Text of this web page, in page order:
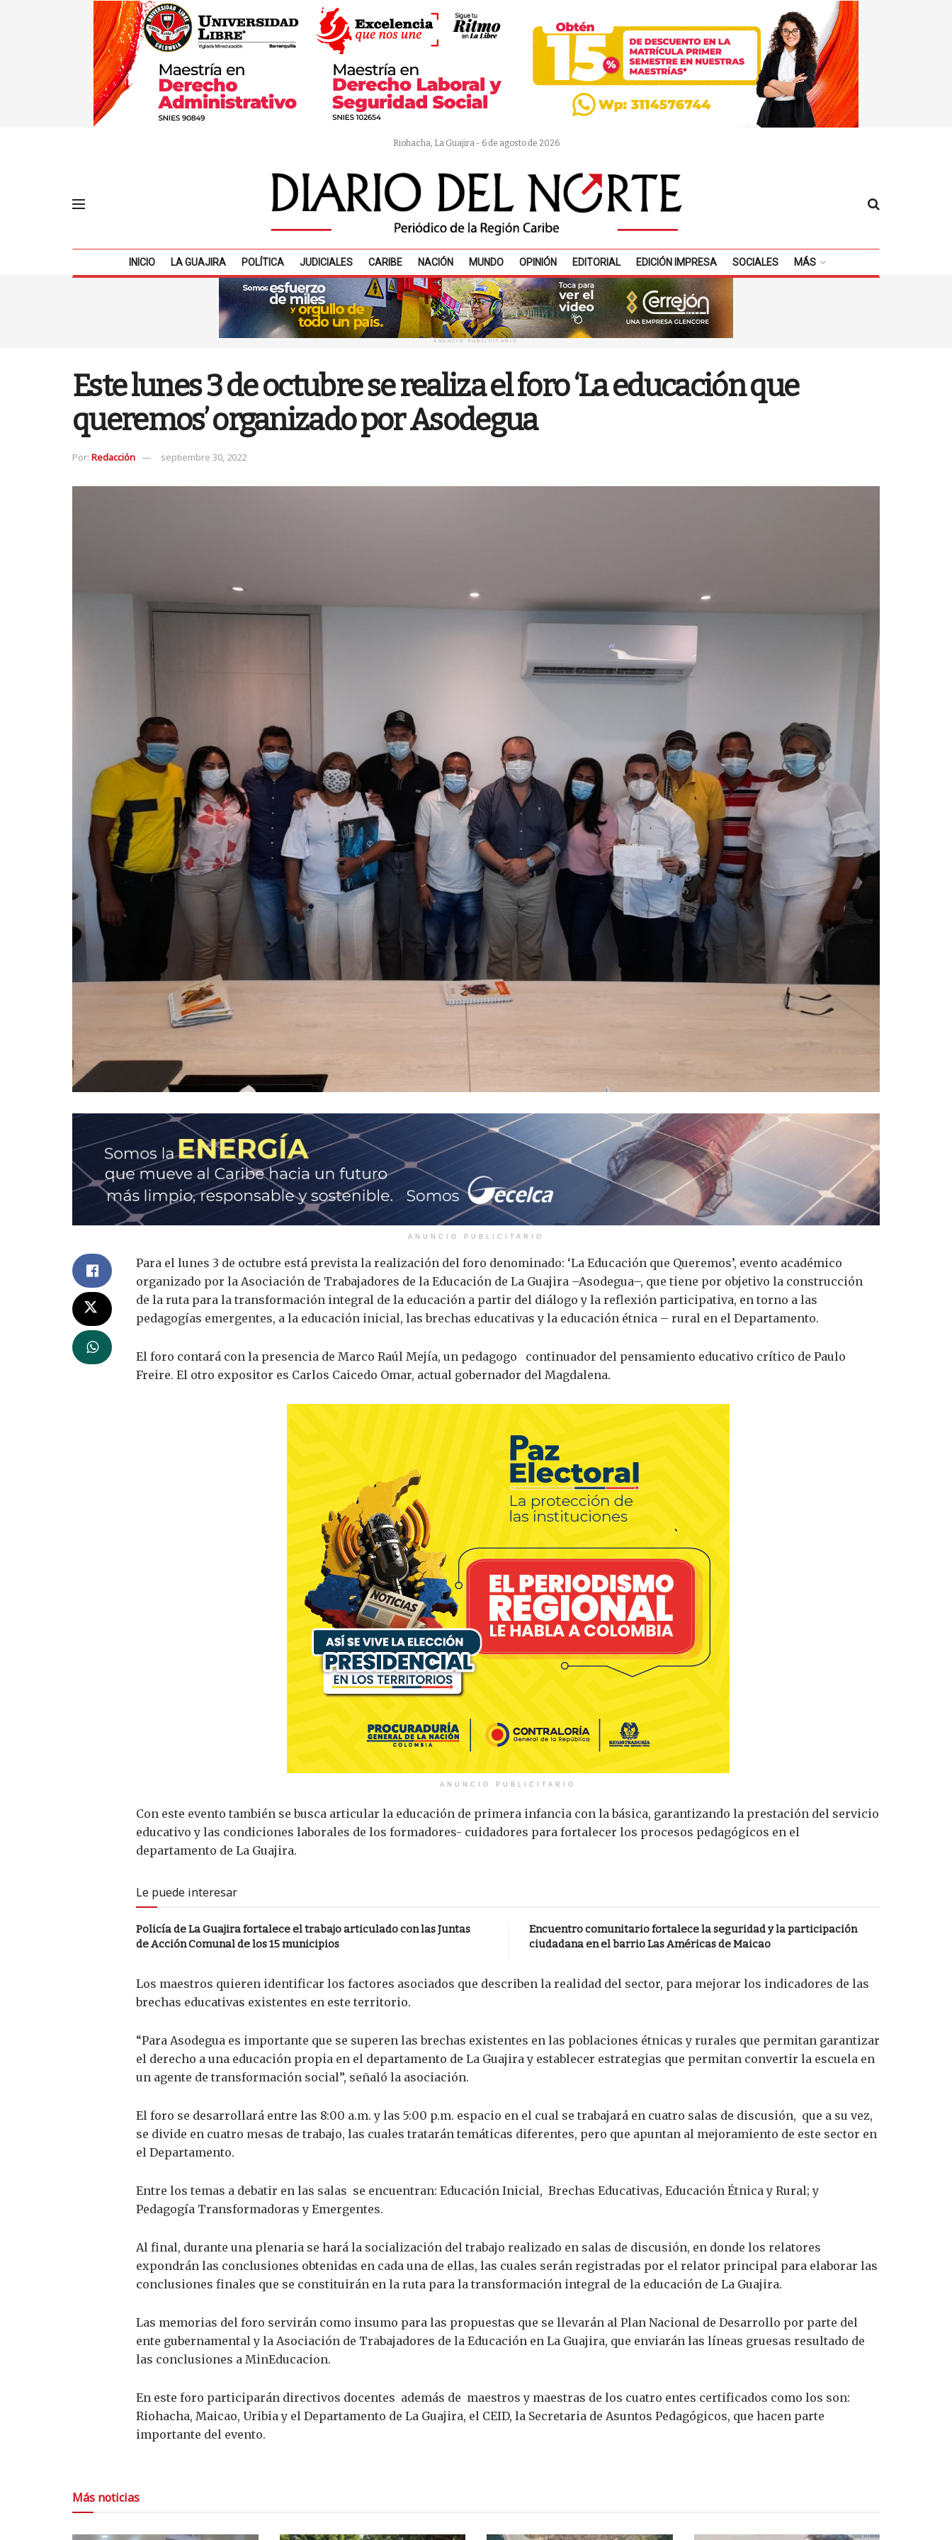
Riohacha, La Guajira - 6 de agosto de 2026
INICIO LA GUAJIRA POLÍTICA JUDICIALES CARIBE NACIÓN MUNDO OPINIÓN EDITORIAL EDICIÓN IMPRESA SOCIALES MÁS
ANUNCIO PUBLICITARIO
Este lunes 3 de octubre se realiza el foro ‘La educación que
queremos’ organizado por Asodegua
Por: Redacción septiembre 30, 2022
ANUNCIO PUBLICITARIO
Para el lunes 3 de octubre está prevista la realización del foro denominado: ‘La Educación que Queremos’, evento académico
organizado por la Asociación de Trabajadores de la Educación de La Guajira –Asodegua–, que tiene por objetivo la construcción
de la ruta para la transformación integral de la educación a partir del diálogo y la reflexión participativa, en torno a las
pedagogías emergentes, a la educación inicial, las brechas educativas y la educación étnica – rural en el Departamento.
El foro contará con la presencia de Marco Raúl Mejía, un pedagogo continuador del pensamiento educativo crítico de Paulo
Freire. El otro expositor es Carlos Caicedo Omar, actual gobernador del Magdalena.
ANUNCIO PUBLICITARIO
Con este evento también se busca articular la educación de primera infancia con la básica, garantizando la prestación del servicio
educativo y las condiciones laborales de los formadores- cuidadores para fortalecer los procesos pedagógicos en el
departamento de La Guajira.
Le puede interesar
Policía de La Guajira fortalece el trabajo articulado con las Juntas
de Acción Comunal de los 15 municipios
Encuentro comunitario fortalece la seguridad y la participación
ciudadana en el barrio Las Américas de Maicao
Los maestros quieren identificar los factores asociados que describen la realidad del sector, para mejorar los indicadores de las
brechas educativas existentes en este territorio.
“Para Asodegua es importante que se superen las brechas existentes en las poblaciones étnicas y rurales que permitan garantizar
el derecho a una educación propia en el departamento de La Guajira y establecer estrategias que permitan convertir la escuela en
un agente de transformación social”, señaló la asociación.
El foro se desarrollará entre las 8:00 a.m. y las 5:00 p.m. espacio en el cual se trabajará en cuatro salas de discusión, que a su vez,
se divide en cuatro mesas de trabajo, las cuales tratarán temáticas diferentes, pero que apuntan al mejoramiento de este sector en
el Departamento.
Entre los temas a debatir en las salas se encuentran: Educación Inicial, Brechas Educativas, Educación Étnica y Rural; y
Pedagogía Transformadoras y Emergentes.
Al final, durante una plenaria se hará la socialización del trabajo realizado en salas de discusión, en donde los relatores
expondrán las conclusiones obtenidas en cada una de ellas, las cuales serán registradas por el relator principal para elaborar las
conclusiones finales que se constituirán en la ruta para la transformación integral de la educación de La Guajira.
Las memorias del foro servirán como insumo para las propuestas que se llevarán al Plan Nacional de Desarrollo por parte del
ente gubernamental y la Asociación de Trabajadores de la Educación en La Guajira, que enviarán las líneas gruesas resultado de
las conclusiones a MinEducacion.
En este foro participarán directivos docentes además de maestros y maestras de los cuatro entes certificados como los son:
Riohacha, Maicao, Uribia y el Departamento de La Guajira, el CEID, la Secretaria de Asuntos Pedagógicos, que hacen parte
importante del evento.
Más noticias